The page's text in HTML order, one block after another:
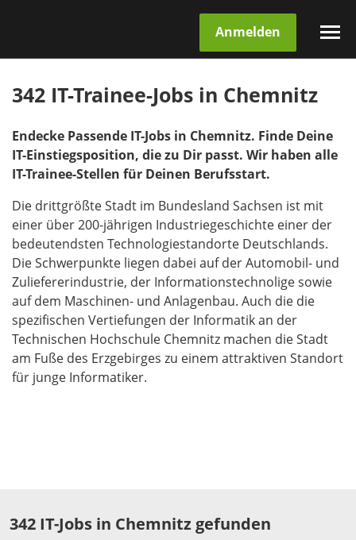
Anmelden
342 IT-Trainee-Jobs in Chemnitz
Endecke Passende IT-Jobs in Chemnitz. Finde Deine
IT-Einstiegsposition, die zu Dir passt. Wir haben alle
IT-Trainee-Stellen für Deinen Berufsstart.
Die drittgrößte Stadt im Bundesland Sachsen ist mit
einer über 200-jährigen Industriegeschichte einer der
bedeutendsten Technologiestandorte Deutschlands.
Die Schwerpunkte liegen dabei auf der Automobil- und
Zuliefererindustrie, der Informationstechnolige sowie
auf dem Maschinen- und Anlagenbau. Auch die die
spezifischen Vertiefungen der Informatik an der
Technischen Hochschule Chemnitz machen die Stadt
am Fuße des Erzgebirges zu einem attraktiven Standort
für junge Informatiker.
342 IT-Jobs in Chemnitz gefunden